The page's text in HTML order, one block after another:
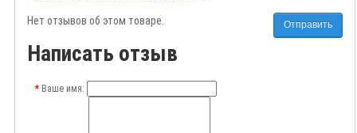
Отправить
Нет отзывов об этом товаре.
Написать отзыв
Ваше имя: